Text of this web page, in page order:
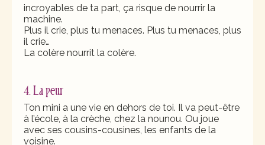
incroyables de ta part, ça risque de nourrir la
machine.
Plus il crie, plus tu menaces. Plus tu menaces, plus
il crie…
La colère nourrit la colère.
4. La peur
Ton mini a une vie en dehors de toi. Il va peut-être
à l’école, à la crèche, chez la nounou. Ou joue
avec ses cousins-cousines, les enfants de la
voisine.